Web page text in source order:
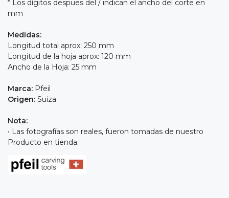
* Los dígitos despues del / indican el ancho del corte en
mm
Medidas:
Longitud total aprox: 250 mm
Longitud de la hoja aprox: 120 mm
Ancho de la Hoja: 25 mm
Marca: Pfeil
Origen: Suiza
Nota:
• Las fotografías son reales, fueron tomadas de nuestro
Producto en tienda.